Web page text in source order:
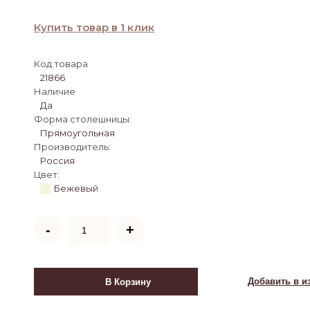
Купить товар в 1 клик
Код товара
21866
Наличие
Да
Форма столешницы:
Прямоугольная
Производитель:
Россия
Цвет:
Бежевый
-
товара
(цвет
Бежевый/
шпон)
+
В Корзину Добавить в